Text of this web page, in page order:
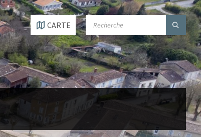
CARTE
SEARCH: